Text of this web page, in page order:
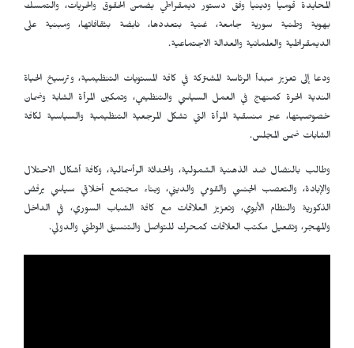
المحايدة قومياً ودينياً وفق دستور ديمقراطي يضمن الحقوق والحريات، والتمسك
بهوية وطنية سورية جامعة، غنية بتعددها، نابضة بثقافاتها، ومبنية على
الديمقراطية والعلمانية والعدالة الاجتماعية.
ودعا إلى تعزيز مبدأ الرئاسة المشتركة في كافة المستويات التنظيمية، وترسيخ الحياة
الندية الحرة كمنهج في العمل السياسي والتنظيمي، وتمكين المرأة الشابة وضمان
خصوصيتها، عبر منسقية المرأة التي تشكل المرجعية التنظيمية والسياسية لكافة
الشابات ضمن المجلس.
وطالب بالنضال ضد الذهنية الشمولية، والحداثة الرأسمالية، وكافة أشكال الاحتلال
والإبادة، والتعصب الجنسي والقومي والديني، وبناء مجتمع أخلاقي سياسي يرفض
الذكورية والنظام الأبوي، وتعزيز العلاقات مع كافة الشباب السوري، في الداخل
والمهجر، وتفعيل مكتب العلاقات كمحرك للتواصل والتنسيق الوطني والدولي.